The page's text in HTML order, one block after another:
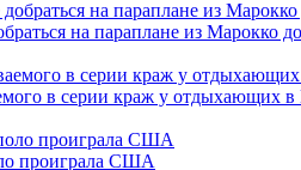
на параплане из Марокко
в серии краж у отдыхающих
проиграла США